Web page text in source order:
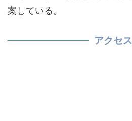
案している。
アクセス